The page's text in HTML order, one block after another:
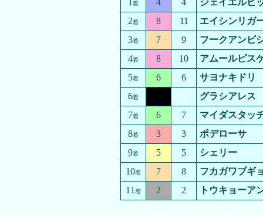
1 着 4 4
ジェイエルビ
2着 8 11
エイシンリガ
3着 7 9
フークアンビ
4着 8 10
アムールピス
5着 6 6
サヨナキドリ
6着
グラシアレス
7着 6 7
マイダスタッ
8着 3 3
ポデローサ
9着 5 5
シェリー
10着 7 8
フカガワブギ
11 着 2 2 トウキョーア